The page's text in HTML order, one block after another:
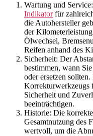
Wartung und Service:
Indikatorfür
die Autohersteller
der
Ölwechsel,
Reifen anhand des
Sicherheit: Der
bestimmen, wann
oder ersetzen
Korrekturwerkzeugs
Sicherheit und
beeinträchtigen.
Historie: Die
Gesamtnutzung des
wertvoll, um die